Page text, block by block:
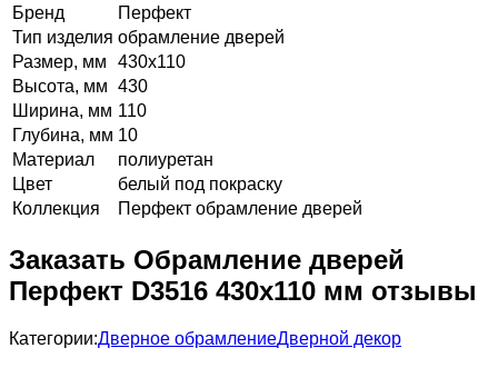
Бренд
Перфект
Тип изделия обрамление дверей
Размер, мм
430х110
Высота, мм 430
Ширина, мм 110
Глубина, мм 10
Материал
полиуретан
Цвет
белый под покраску
Коллекция
Перфект обрамление дверей
Заказать Обрамление дверей
Перфект D3516 430х110 мм отзывы
Категории:Дверное обрамлениеДверной декор